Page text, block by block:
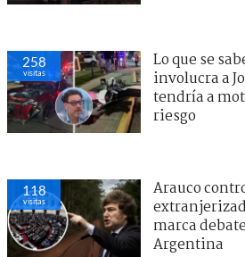
258
visitas
Lo que se
involucra a
tendría a
riesgo
118
visitas
Arauco
marca
Argentina